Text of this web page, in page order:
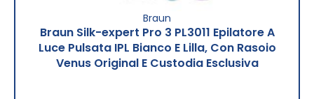
Braun
Braun Silk-expert Pro 3 PL3011 Epilatore A
Luce Pulsata IPL Bianco E Lilla, Con Rasoio
Venus Original E Custodia Esclusiva